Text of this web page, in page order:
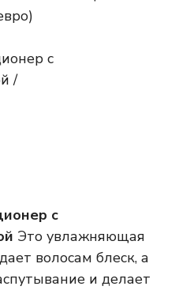
с
/
с
Это увлажняющая
волосам блеск, а
и делает